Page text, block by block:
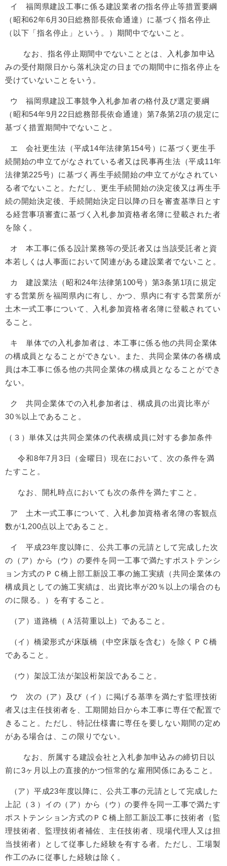
イ 福岡県建設工事に係る建設業者の指名停止等措置要綱
（昭和62年6月30日総務部長依命通達）に基づく指名停止
（以下「指名停止」という。）期間中でないこと。
なお、指名停止期間中でないこととは、入札参加申込
みの受付期限日から落札決定の日までの期間中に指名停止を
受けていないことをいう。
ウ 福岡県建設工事競争入札参加者の格付及び選定要綱
（昭和54年9月22日総務部長依命通達）第7条第2項の規定に
基づく措置期間中でないこと。
エ 会社更生法（平成14年法律第154号）に基づく更生手
続開始の申立てがなされている者又は民事再生法（平成11年
法律第225号）に基づく再生手続開始の申立てがなされてい
る者でないこと。ただし、更生手続開始の決定後又は再生手
続の開始決定後、手続開始決定日以降の日を審査基準日とす
る経営事項審査に基づく入札参加資格者名簿に登載された者
を除く。
オ 本工事に係る設計業務等の受託者又は当該受託者と資
本若しくは人事面において関連がある建設業者でないこと。
カ 建設業法（昭和24年法律第100号）第3条第1項に規定
する営業所を福岡県内に有し、かつ、県内に有する営業所が
土木一式工事について、入札参加資格者名簿に登載されてい
ること。
キ 単体での入札参加者は、本工事に係る他の共同企業体
の構成員となることができない。また、共同企業体の各構成
員は本工事に係る他の共同企業体の構成員となることができ
ない。
ク 共同企業体での入札参加者は、構成員の出資比率が
30％以上であること。
（３）単体又は共同企業体の代表構成員に対する参加条件
令和8年7月3日（金曜日）現在において、次の条件を満
たすこと。
なお、開札時点においても次の条件を満たすこと。
ア 土木一式工事について、入札参加資格者名簿の客観点
数が1,200点以上であること。
イ 平成23年度以降に、公共工事の元請として完成した次
の（ア）から（ウ）の要件を同一工事で満たすポストテンシ
ョン方式のＰＣ橋上部工新設工事の施工実績（共同企業体の
構成員としての施工実績は、出資比率が20％以上の場合のも
のに限る。）を有すること。
（ア）道路橋（Ａ活荷重以上）であること。
（イ）橋梁形式が床版橋（中空床版を含む）を除くＰＣ橋
であること。
（ウ）架設工法が架設桁架設であること。
ウ 次の（ア）及び（イ）に掲げる基準を満たす監理技術
者又は主任技術者を、工期開始日から本工事に専任で配置で
きること。ただし、特記仕様書に専任を要しない期間の定め
がある場合は、この限りでない。
なお、所属する建設会社と入札参加申込みの締切日以
前に3ヶ月以上の直接的かつ恒常的な雇用関係にあること。
（ア）平成23年度以降に、公共工事の元請として完成した
上記（３）イの（ア）から（ウ）の要件を同一工事で満たす
ポストテンション方式のＰＣ橋上部工新設工事に技術者（監
理技術者、監理技術者補佐、主任技術者、現場代理人又は担
当技術者）として従事した経験を有する者。ただし、工場製
作工のみに従事した経験は除く。